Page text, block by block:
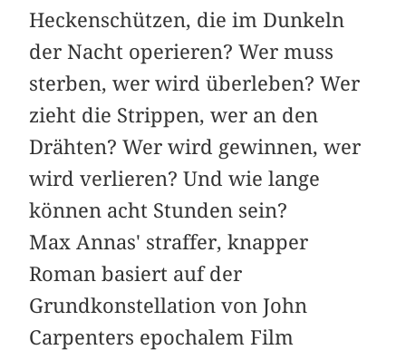
Heckenschützen, die im Dunkeln
der Nacht operieren? Wer muss
sterben, wer wird überleben? Wer
zieht die Strippen, wer an den
Drähten? Wer wird gewinnen, wer
wird verlieren? Und wie lange
können acht Stunden sein?
Max Annas' straffer, knapper
Roman basiert auf der
Grundkonstellation von John
Carpenters epochalem Film